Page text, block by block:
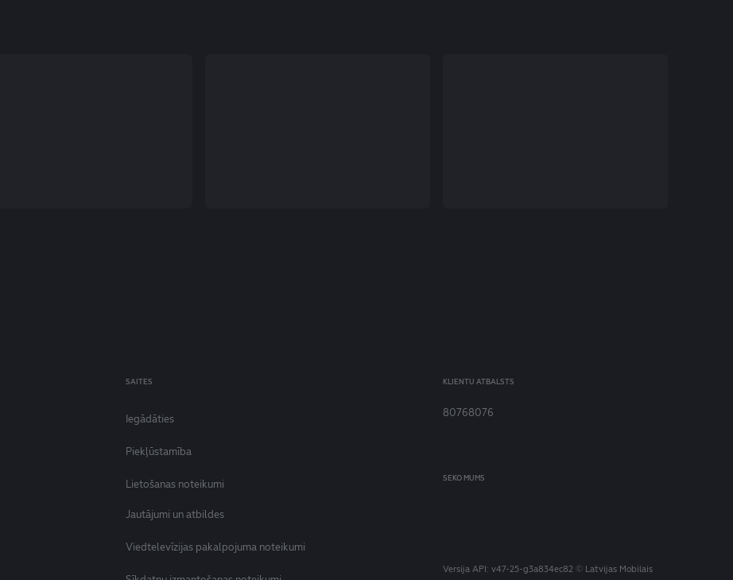
SAITES
Iegādāties
Piekļūstamība
Lietošanas noteikumi
Jautājumi un atbildes
Viedtelevīzijas pakalpojuma noteikumi
KLIENTU ATBALSTS
80768076
SEKO MUMS
Versija API: v47-25-g3a834ec82© Latvijas Mobilais